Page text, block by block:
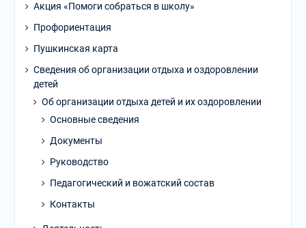
Акция «Помоги собраться в школу»
Профориентация
Пушкинская карта
Сведения об организации отдыха и оздоровлении
детей
Об организации отдыха детей и их оздоровлении
Основные сведения
Документы
Руководство
Педагогический и вожатский состав
Контакты